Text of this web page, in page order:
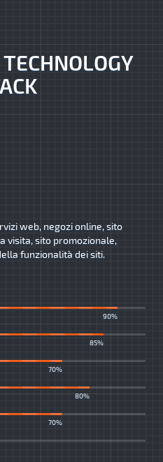
web, negozi online, sito
visita, sito promozionale,
funzionalità dei siti.
90%
85%
70%
80%
70%